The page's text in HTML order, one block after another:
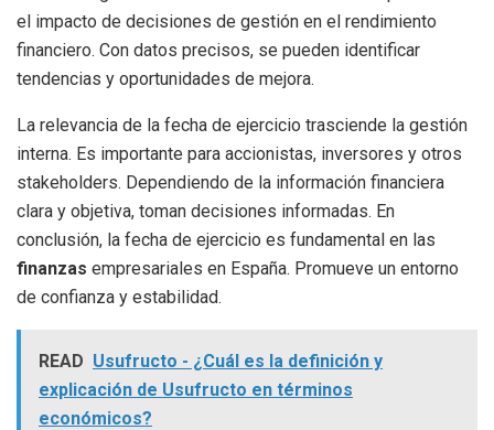
el impacto de decisiones de gestión en el rendimiento
financiero. Con datos precisos, se pueden identificar
tendencias y oportunidades de mejora.
La relevancia de la fecha de ejercicio trasciende la gestión
interna. Es importante para accionistas, inversores y otros
stakeholders. Dependiendo de la información financiera
clara y objetiva, toman decisiones informadas. En
conclusión, la fecha de ejercicio es fundamental en las
finanzas empresariales en España. Promueve un entorno
de confianza y estabilidad.
READ Usufructo - ¿Cuál es la definición y
explicación de Usufructo en términos
económicos?